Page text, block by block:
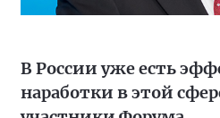
В России уже есть
наработки в этой